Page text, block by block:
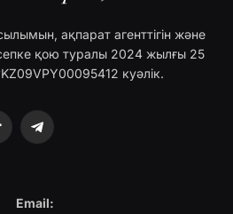
ақпарат агенттігін және
қою туралы 2024 жылғы 25
куәлік.
Telegram
Email: